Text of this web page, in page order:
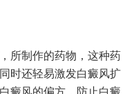
制作的药物，这种药
时还轻易激发白癜风扩
癜风的偏方，防止白癜